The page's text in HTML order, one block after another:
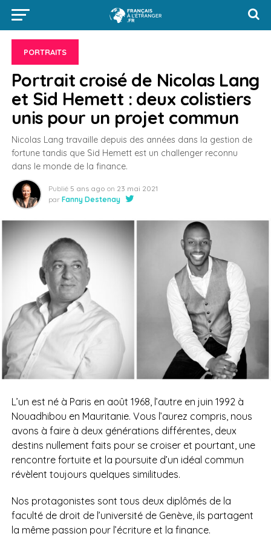
PORTRAITS
Portrait croisé de Nicolas Lang
et Sid Hemett : deux colistiers
unis pour un projet commun
Nicolas Lang travaille depuis des années dans la gestion de
fortune tandis que Sid Hemett est un challenger reconnu
dans le monde de la finance.
Publié 5 ans ago on 23 mai 2021
par Fanny Destenay
L’un est né à Paris en août 1968, l’autre en juin 1992 à
Nouadhibou en Mauritanie. Vous l’aurez compris, nous
avons à faire à deux générations différentes, deux
destins nullement faits pour se croiser et pourtant, une
rencontre fortuite et la poursuite d’un idéal commun
révèlent toujours quelques similitudes.
Nos protagonistes sont tous deux diplômés de la
faculté de droit de l’université de Genève, ils partagent
la même passion pour l’écriture et la finance.